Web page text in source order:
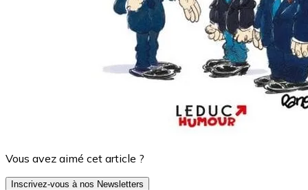
Vous avez aimé cet article ?
Inscrivez-vous à nos Newsletters